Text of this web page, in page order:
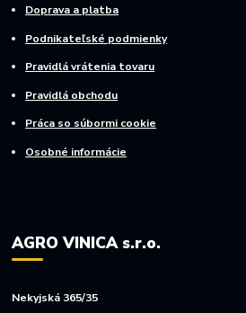
Doprava a platba
Podnikateľské podmienky
Pravidlá vrátenia tovaru
Pravidlá obchodu
Práca so súbormi cookie
Osobné informácie
AGRO VINICA s.r.o.
Nekyjská 365/35